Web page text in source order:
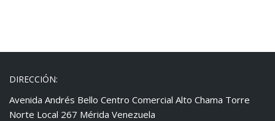
DIRECCIÓN:
Avenida Andrés Bello Centro Comercial Alto Chama Torre
Norte Local 267 Mérida Venezuela